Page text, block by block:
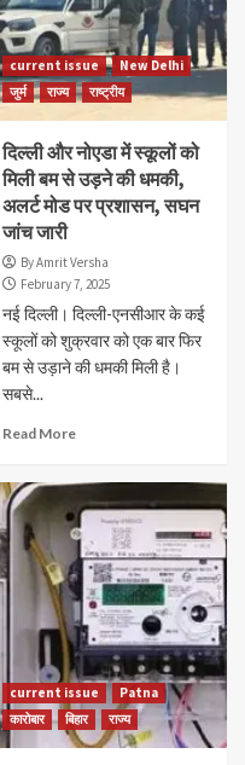
current issue
New Delhi
जुर्म
राज्य राष्ट्रीय
दिल्ली और नोएडा में स्कूलों को
मिली बम से उड़ने की धमकी,
अलर्ट मोड पर प्रशासन, सघन
जांच जारी
By Amrit Versha
February 7, 2025
नई दिल्ली। दिल्ली-एनसीआर के कई
स्कूलों को शुक्रवार को एक बार फिर
बम से उड़ाने की धमकी मिली है।
सबसे...
Read More
current issue
Patna
कारोबार
बिहार राज्य